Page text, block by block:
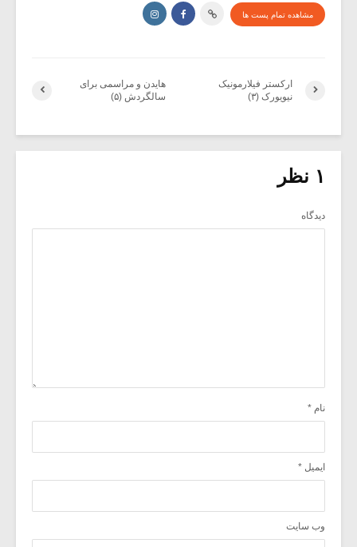
مشاهده تمام پست ها
هایدن و مراسمی برای
سالگردش (۵)
ارکستر فیلارمونیک
نیویورک (۳)
۱ نظر
دیدگاه
نام *
ایمیل *
وب‌ سایت